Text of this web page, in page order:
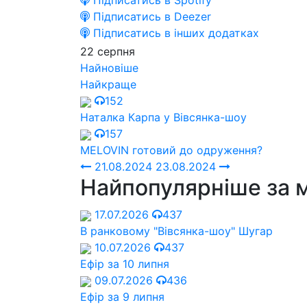
Підписатись в Deezer
Підписатись в інших додатках
22 серпня
Найновіше
Найкраще
152
Наталка Карпа у Вівсянка-шоу
157
MELOVIN готовий до одруження?
21.08.2024 23.08.2024
Найпопулярніше за
17.07.2026
437
В ранковому "Вівсянка-шоу" Шугар
10.07.2026
437
Ефір за 10 липня
09.07.2026
436
Ефір за 9 липня